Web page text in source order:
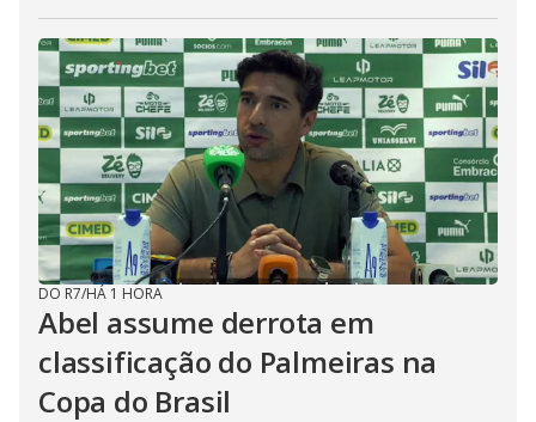
DO R7/HÁ 1 HORA
Abel assume derrota em
classificação do Palmeiras na
Copa do Brasil